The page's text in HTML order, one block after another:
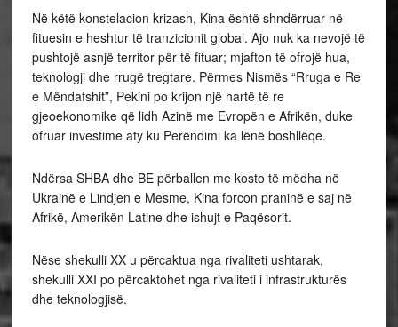
Në këtë konstelacion krizash, Kina është shndërruar në
fituesin e heshtur të tranzicionit global. Ajo nuk ka nevojë të
pushtojë asnjë territor për të fituar; mjafton të ofrojë hua,
teknologji dhe rrugë tregtare. Përmes Nismës “Rruga e Re
e Mëndafshit”, Pekini po krijon një hartë të re
gjeoekonomike që lidh Azinë me Evropën e Afrikën, duke
ofruar investime aty ku Perëndimi ka lënë boshllëqe.
Ndërsa SHBA dhe BE përballen me kosto të mëdha në
Ukrainë e Lindjen e Mesme, Kina forcon praninë e saj në
Afrikë, Amerikën Latine dhe ishujt e Paqësorit.
Nëse shekulli XX u përcaktua nga rivaliteti ushtarak,
shekulli XXI po përcaktohet nga rivaliteti i infrastrukturës
dhe teknologjisë.